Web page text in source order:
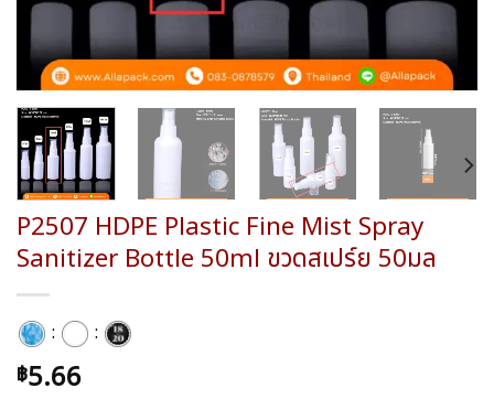
P2507 HDPE Plastic Fine Mist Spray
Sanitizer Bottle 50ml ขวดสเปร์ย 50มล
: :
฿5.66